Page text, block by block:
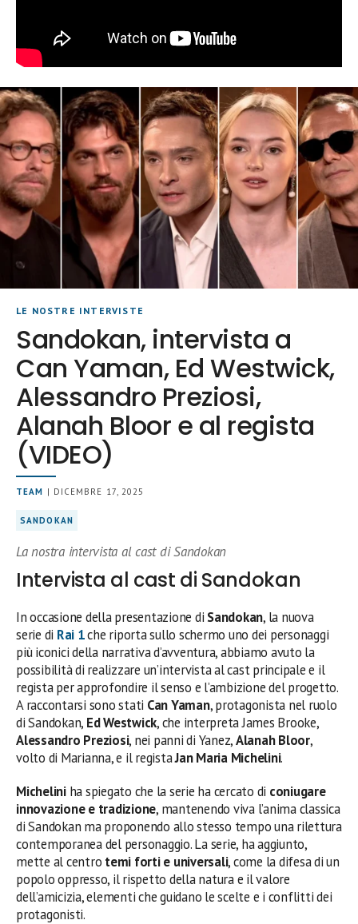
LE NOSTRE INTERVISTE
Sandokan, intervista a
Can Yaman, Ed Westwick,
Alessandro Preziosi,
Alanah Bloor e al regista
(VIDEO)
TEAM | DICEMBRE 17, 2025
SANDOKAN
La nostra intervista al cast di Sandokan
Intervista al cast di Sandokan
In occasione della presentazione di Sandokan, la nuova
serie di Rai 1che riporta sullo schermo uno dei personaggi
più iconici della narrativa d’avventura, abbiamo avuto la
possibilità di realizzare un’intervista al cast principale e il
regista per approfondire il senso e l’ambizione del progetto.
A raccontarsi sono stati Can Yaman, protagonista nel ruolo
di Sandokan, Ed Westwick, che interpreta James Brooke,
Alessandro Preziosi, nei panni di Yanez,Alanah Bloor,
volto di Marianna, e il registaJan Maria Michelini.
Micheliniha spiegato che la serie ha cercato di coniugare
innovazione e tradizione, mantenendo viva l’anima classica
di Sandokan ma proponendo allo stesso tempo una rilettura
contemporanea del personaggio. La serie, ha aggiunto,
mette al centro temi forti e universali, come la difesa di un
popolo oppresso, il rispetto della natura e il valore
dell’amicizia, elementi che guidano le scelte e i conflitti dei
protagonisti.